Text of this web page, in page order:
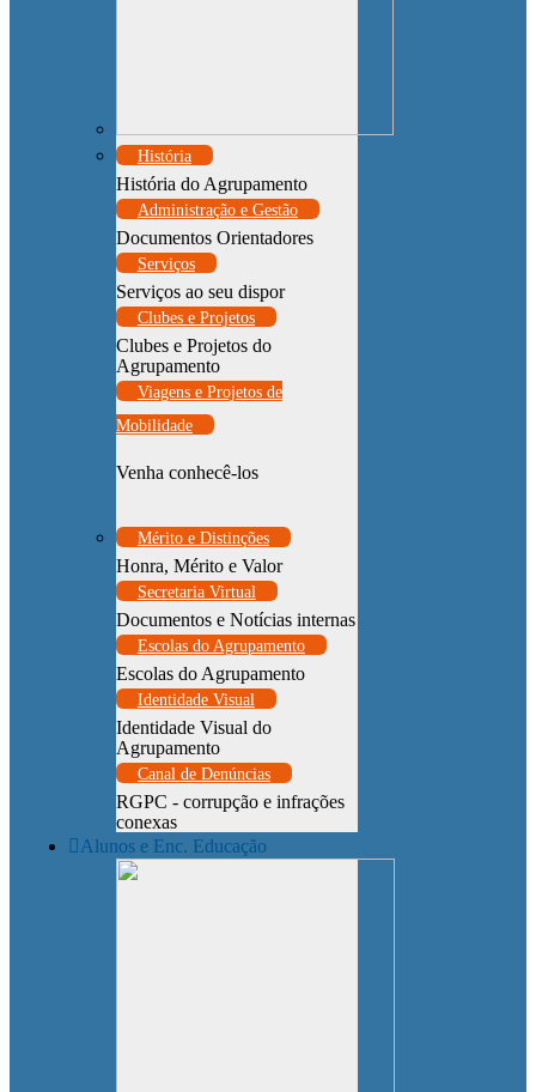
História
História do Agrupamento
Administração e Gestão
Documentos Orientadores
Serviços
Serviços ao seu dispor
Clubes e Projetos
Clubes e Projetos do
Agrupamento
Viagens e Projetos de
Mobilidade
Venha conhecê-los
Mérito e Distinções
Honra, Mérito e Valor
Secretaria Virtual
Documentos e Notícias internas
Escolas do Agrupamento
Escolas do Agrupamento
Identidade Visual
Identidade Visual do
Agrupamento
Canal de Denúncias
RGPC - corrupção e infrações
conexas
Alunos e Enc. Educação